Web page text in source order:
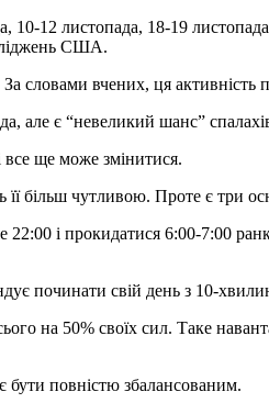
10-12 листопада, 18-19
США.
словами вчених, ця
але є “невеликий шанс”
ще може змінитися.
більш чутливою. Проте є три
22:00 і прокидатися 6:00-7:00
починати свій день з 10-
на 50% своїх сил. Таке
повністю збалансованим.